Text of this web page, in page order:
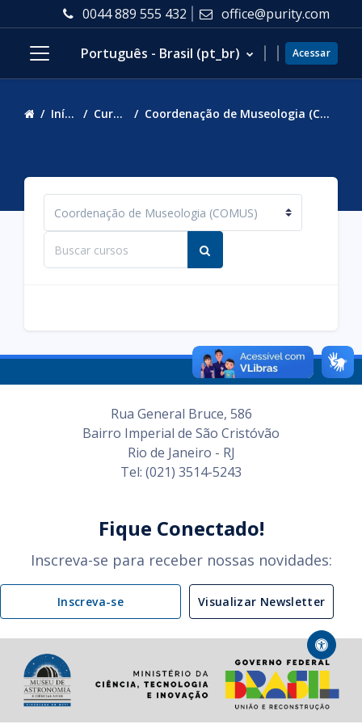
Ir para o conteúdo principal
0044 889 555 432 office@purity.com
Português - Brasil ‎(pt_br)‎ Acessar
Início Cursos Coordenação de Museologia (COMUS)
Categorias de Cursos
Buscar cursos
Rua General Bruce, 586
Bairro Imperial de São Cristóvão
Rio de Janeiro - RJ
Tel: (021) 3514-5243
Fique Conectado!
Inscreva-se para receber nossas novidades:
Inscreva-se Visualizar Newsletter